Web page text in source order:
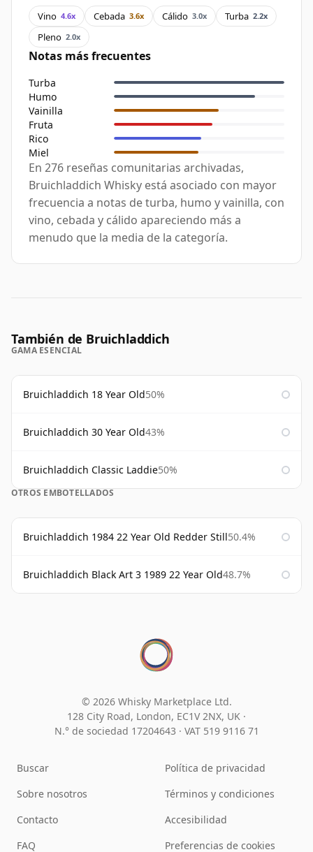
Vino 4.6x Cebada 3.6x Cálido 3.0x Turba 2.2x
Pleno 2.0x
Notas más frecuentes
Turba
Humo
Vainilla
Fruta
Rico
Miel
En 276 reseñas comunitarias archivadas,
Bruichladdich Whisky está asociado con mayor
frecuencia a notas de turba, humo y vainilla, con
vino, cebada y cálido apareciendo más a
menudo que la media de la categoría.
También de Bruichladdich
GAMA ESENCIAL
Bruichladdich 18 Year Old50%
Bruichladdich 30 Year Old43%
Bruichladdich Classic Laddie50%
OTROS EMBOTELLADOS
Bruichladdich 1984 22 Year Old Redder Still50.4%
Bruichladdich Black Art 3 1989 22 Year Old48.7%
© 2026 Whisky Marketplace Ltd.
128 City Road, London, EC1V 2NX, UK ·
N.° de sociedad 17204643 · VAT 519 9116 71
Buscar
Sobre nosotros
Contacto
FAQ
Política de privacidad
Términos y condiciones
Accesibilidad
Preferencias de cookies